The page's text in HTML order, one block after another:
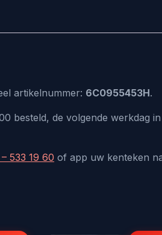
artikelnummer: 6C0955453H.
besteld, de volgende werkdag
533 19 60 of app uw kenteken